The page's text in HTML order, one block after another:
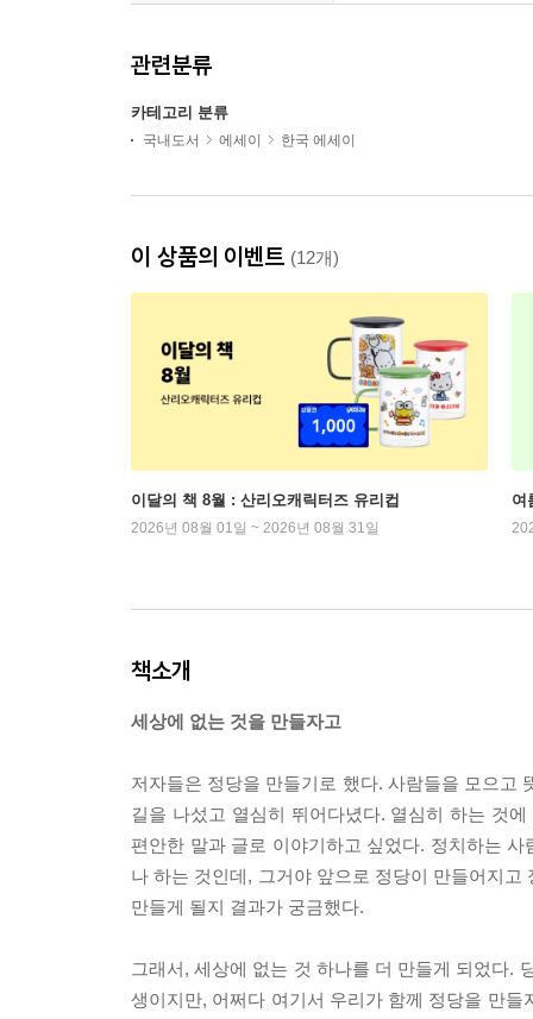
관련분류
카테고리 분류
국내도서 에세이 한국 에세이
이 상품의 이벤트 (12개)
이달의 책 8월 : 산리오캐릭터즈 유리컵
2026년 08월 01일 ~ 2026년 08월 31일
여
책소개
세상에 없는 것을 만들자고
저자들은 정당을 만들기로 했다. 사람들을 모으고
길을 나섰고 열심히 뛰어다녔다. 열심히 하는 것
편안한 말과 글로 이야기하고 싶었다. 정치하는
나 하는 것인데, 그거야 앞으로 정당이 만들어지
만들게 될지 결과가 궁금했다.
그래서, 세상에 없는 것 하나를 더 만들게 되었다.
생이지만, 어쩌다 여기서 우리가 함께 정당을 만